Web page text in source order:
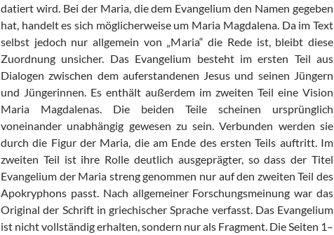
datiert wird. Bei der Maria, die dem Evangelium den Namen gegeben
hat, handelt es sich möglicherweise um Maria Magdalena. Da im Text
selbst jedoch nur allgemein von „Maria“ die Rede ist, bleibt diese
Zuordnung unsicher. Das Evangelium besteht im ersten Teil aus
Dialogen zwischen dem auferstandenen Jesus und seinen Jüngern
und Jüngerinnen. Es enthält außerdem im zweiten Teil eine Vision
Maria Magdalenas. Die beiden Teile scheinen ursprünglich
voneinander unabhängig gewesen zu sein. Verbunden werden sie
durch die Figur der Maria, die am Ende des ersten Teils auftritt. Im
zweiten Teil ist ihre Rolle deutlich ausgeprägter, so dass der Titel
Evangelium der Maria streng genommen nur auf den zweiten Teil des
Apokryphons passt. Nach allgemeiner Forschungsmeinung war das
Original der Schrift in griechischer Sprache verfasst. Das Evangelium
ist nicht vollständig erhalten, sondern nur als Fragment. Die Seiten 1–